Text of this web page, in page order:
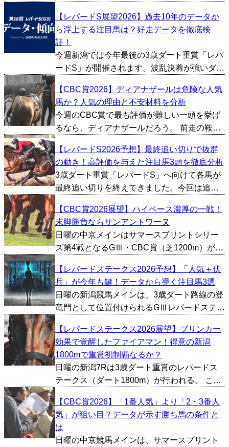
去10年間のデータをもとにCBC賞の傾向を探
っていきたいと思います。 ■上位人気が不
振、穴馬の選...
【レパードS展望2026】過去10年のデータか
ら浮上する注目馬は？好走データを徹底検
証！
今週新潟では今年最後の3歳ダート重賞「レパ
ードS」が開催されます。波乱決着が強いダー
す。今回は過去10年間のデータをもとにレパ
ードSの傾向を探っていきたいと思います。 ■
上位人気の...
【CBC賞2026】ディアナザールは危険な人気
馬か？人気の理由と不安材料を分析
今週のCBC賞で最も評価が難しい一頭を挙げ
るなら、ディアナザールだろう。 前走の鞍馬
かも勝ち時計1分6秒4という京都芝1200mのコ
ースレコード決着に対応したもので、勝ち馬
フ...
【レパードS2026予想】最終追い切りで抜群
の動き！高評価を与えた注目馬3頭を徹底分析
3歳ダート重賞「レパードS」へ向けて各馬が
最終追い切りを終えてきました。今回は追い
的に好調馬を判断し、とくに評価が高かった
馬を3頭ピックアップしました。 メルカント
ゥール（牡3、...
【CBC賞2026展望】ハイペース濃厚の一戦！
末脚勝負ならサンアントワーヌ
日曜の中京メインはサマースプリントシリー
ズ第4戦となるGⅢ・CBC賞（芝1200m）が行
ースとして知られている。過去10年を振り返
ると、逃げ馬が馬券圏内に入ったケースは9
回。中...
【レパードステークス2026予想】「人気＋伏
兵」が今年も鍵！データから導く注目馬3選
日曜の新潟競馬メインは、3歳ダート路線の登
竜門として位置付けられるGⅢレパードステー
年より落ち着いた頭数となったが、将来のダ
ート重賞戦線を担う素質馬が揃い、見応えの
ある一戦と...
【レパードステークス2026展望】ブリンカー
効果で覚醒したファイアマン！得意の新潟
1800mで重賞初制覇なるか？
日曜の新潟7Rは3歳ダート重賞のレパードス
テークス（ダート1800m）が行われる。 この
り、2年前には後にダート戦線の主役へと成長
したミッキーファイトが勝利を飾った。今年
は12頭立...
【CBC賞2026】「1番人気」より「2・3番人
気」が狙い目？データが示す勝ち馬の条件と
は
日曜の中京競馬メインは、サマースプリント